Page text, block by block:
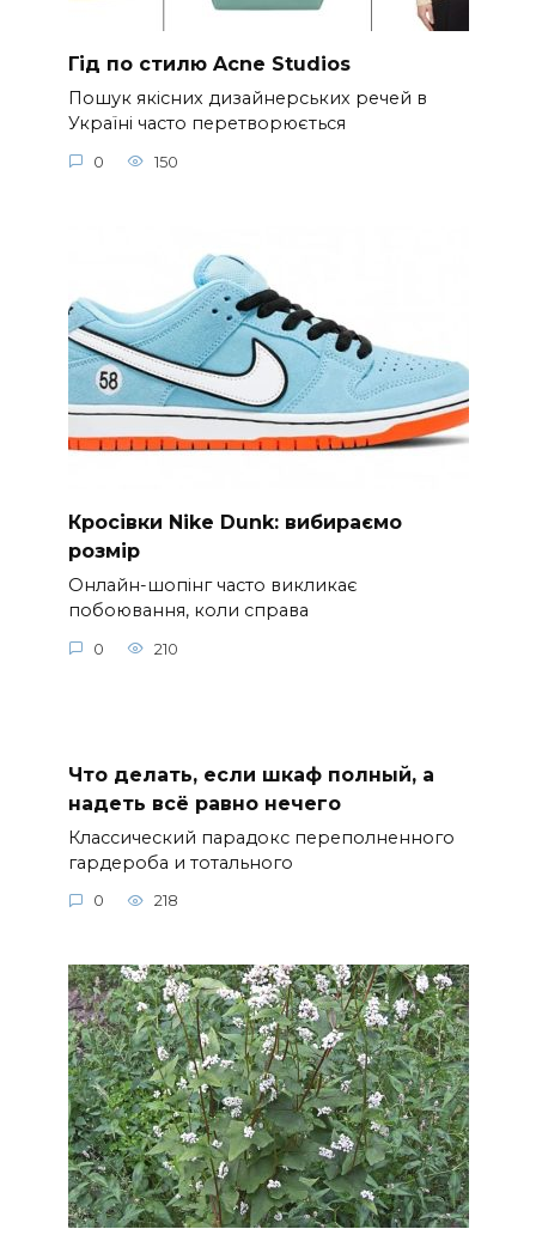
Гід по стилю Acne Studios
Пошук якісних дизайнерських речей в
Україні часто перетворюється
0 150
Кросівки Nike Dunk: вибираємо
розмір
Онлайн-шопінг часто викликає
побоювання, коли справа
0 210
Что делать, если шкаф полный, а
надеть всё равно нечего
Классический парадокс переполненного
гардероба и тотального
0 218